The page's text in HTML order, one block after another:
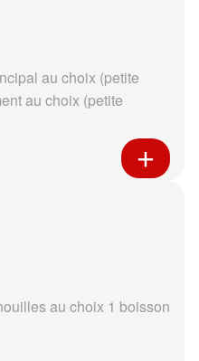
au choix (petite
au choix (petite
au choix 1 boisson